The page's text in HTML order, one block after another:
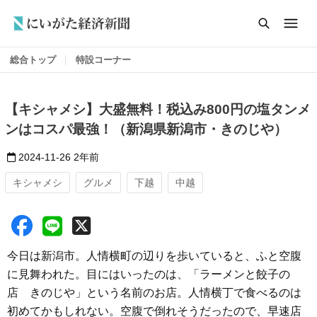
総合トップ 特設コーナー
【キシャメシ】大盛無料！税込み800円の塩タンメ
ンはコスパ最強！（新潟県新潟市・きのじや）
2024-11-26 2年前
キシャメシ グルメ 下越 中越
今日は新潟市。人情横町の辺りを歩いていると、ふと空腹
に見舞われた。目にはいったのは、「ラーメンと餃子の
店 きのじや」という名前のお店。人情横丁で食べるのは
初めてかもしれない。空腹で倒れそうだったので、早速店